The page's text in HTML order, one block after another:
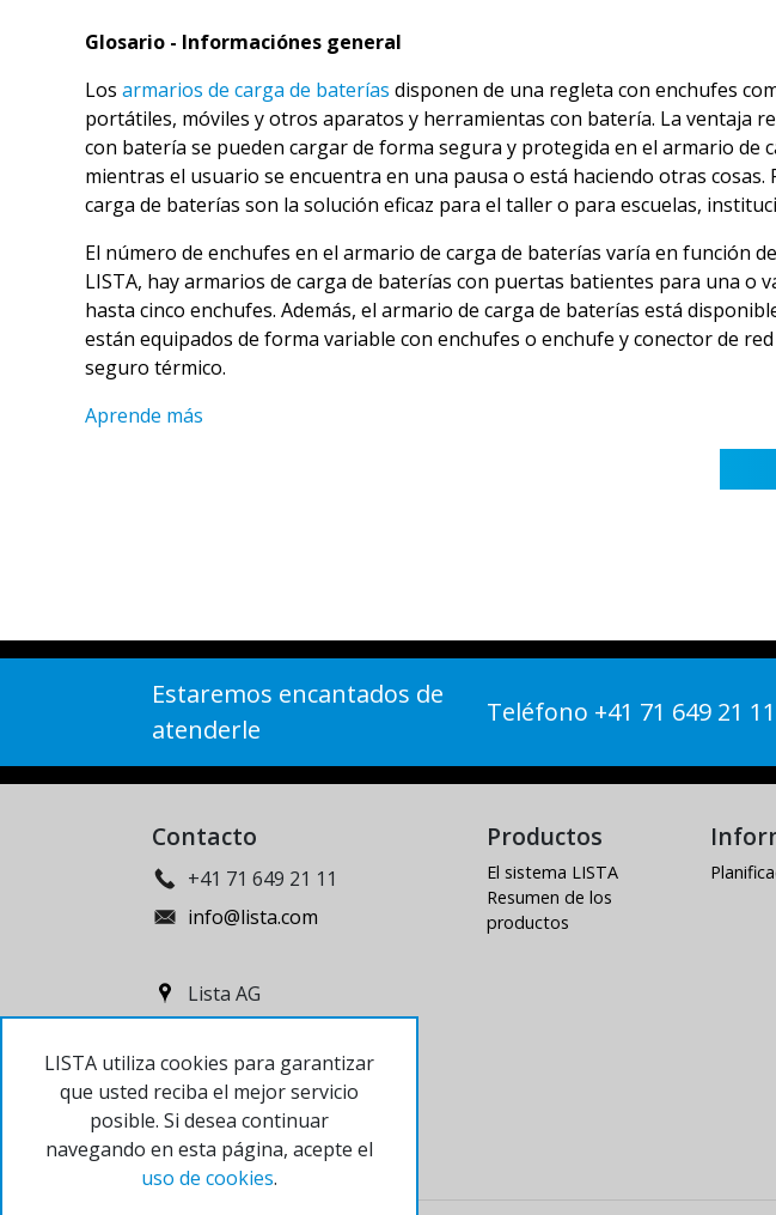
LISTA utiliza cookies para garantizar
que usted reciba el mejor servicio
posible. Si desea continuar
navegando en esta página, acepte el
uso de cookies.
Glosario - Informaciónes general
Los armarios de carga de baterías disponen de una regleta con enchufes
portátiles, móviles y otros aparatos y herramientas con batería. La ventaja
con batería se pueden cargar de forma segura y protegida en el armario de
mientras el usuario se encuentra en una pausa o está haciendo otras
carga de baterías son la solución eficaz para el taller o para escuelas,
El número de enchufes en el armario de carga de baterías varía en función
LISTA, hay armarios de carga de baterías con puertas batientes para una o
hasta cinco enchufes. Además, el armario de carga de baterías está
están equipados de forma variable con enchufes o enchufe y conector de
seguro térmico.
Aprende más
Estaremos encantados de
atenderle
Teléfono +41 71 649 21 11
Contacto
+41 71 649 21 11
info@lista.com
Lista AG
CH-8586 Erlen
Productos
El sistema LISTA
Resumen de los
productos